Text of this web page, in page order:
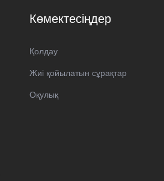
Көмектесіңдер
Қолдау
Жиі қойылатын сұрақтар
Оқулық